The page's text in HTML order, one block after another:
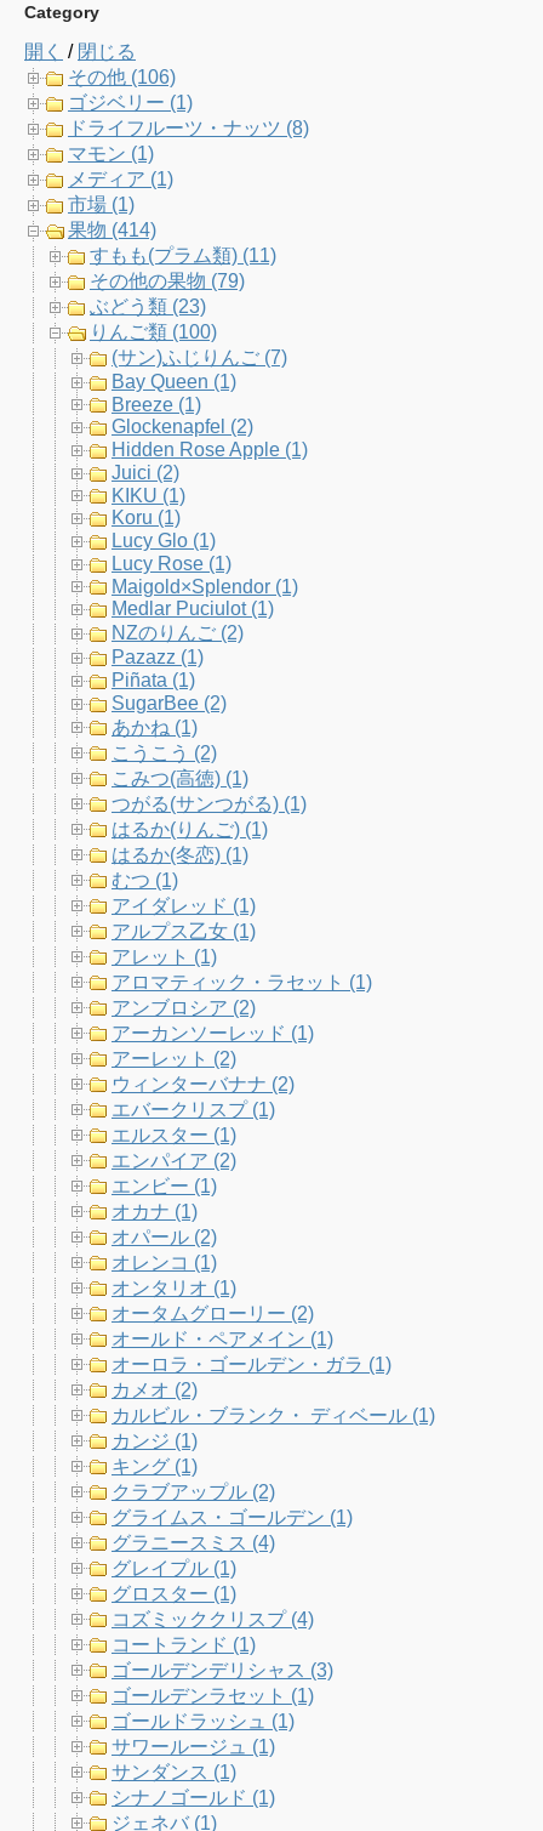
e
b
o
o
k
t
t
e
a
a
m
u
C
a
n
Category
開く / 閉じる
その他 (106)
ゴジベリー (1)
ドライフルーツ・ナッツ (8)
マモン (1)
メディア (1)
市場 (1)
果物 (414)
すもも(プラム類) (11)
その他の果物 (79)
ぶどう類 (23)
りんご類 (100)
(サン)ふじりんご (7)
Bay Queen (1)
Breeze (1)
Glockenapfel (2)
Hidden Rose Apple (1)
Juici (2)
KIKU (1)
Koru (1)
Lucy Glo (1)
Lucy Rose (1)
Maigold×Splendor (1)
Medlar Puciulot (1)
NZのりんご (2)
Pazazz (1)
Piñata (1)
SugarBee (2)
あかね (1)
こうこう (2)
こみつ(高徳) (1)
つがる(サンつがる) (1)
はるか(りんご) (1)
はるか(冬恋) (1)
むつ (1)
アイダレッド (1)
アルプス乙女 (1)
アレット (1)
アロマティック・ラセット (1)
アンブロシア (2)
アーカンソーレッド (1)
アーレット (2)
ウィンターバナナ (2)
エバークリスプ (1)
エルスター (1)
エンパイア (2)
エンビー (1)
オカナ (1)
オパール (2)
オレンコ (1)
オンタリオ (1)
オータムグローリー (2)
オールド・ペアメイン (1)
オーロラ・ゴールデン・ガラ (1)
カメオ (2)
カルビル・ブランク・ ディベール (1)
カンジ (1)
キング (1)
クラブアップル (2)
グライムス・ゴールデン (1)
グラニースミス (4)
グレイプル (1)
グロスター (1)
コズミッククリスプ (4)
コートランド (1)
ゴールデンデリシャス (3)
ゴールデンラセット (1)
ゴールドラッシュ (1)
サワールージュ (1)
サンダンス (1)
シナノゴールド (1)
ジェネバ (1)